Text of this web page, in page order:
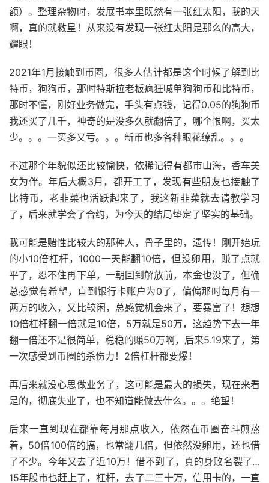
额）。整理杂物时，发展书本里既然有一张红太阳，我的天
啊，真的就救星！从来没有发现一张红太阳是那么的高大，
耀眼！
2021年1月接触到币圈，很多人估计都是这个时候了解到比
特币，狗狗币，那时特斯拉老板疯狂喊单狗狗币和比特币，
那时不懂，刚好业务做完，手头有点钱，记得0.05的狗狗币
我还买了几千，神奇的是没多久就翻倍了，哪个恨啊，买太
少。。。一买多又亏。。。新币也多各种眼花缭乱。。。
不过那个年貌似还比较愉快，依稀记得有都市山海，香车美
女为伴。年后大概3月，都开工了，发现有些朋友也接触了
比特币，老韭菜也活跃起来了，我这新韭菜就去请教学习
了，后来就学会了合约，为今天的结局垫定了坚实的基础。
我可能是赌性比较大的那种人，骨子里的，遗传！刚开始玩
的小10倍杠杆，1000一天能翻10倍，但没卵用，赚了点就
平了，忍不住再下单，一朝回到解放前，本金也没了，但确
总感觉有希望，直到银行卡账户为0了，偏偏那时每月有一
两万的收入，又比较闲，总感觉机会来了，要暴富了！想想
10倍杠杆翻一倍就是10倍，5万就是50万，这趋势下去一年
翻一倍还不是很简单，稳稳的赚50万啊，后来5.19来了，第
一次感受到币圈的杀伤力！2倍杠杆都要爆！
再后来就没心思做业务了，这可能是最大的损失，现在来看
是的，彻底失业了，也不知道能做去什么。。。绝望！
后来一直到现在都靠每月那点收入，依然在币圈奋斗煎熬
着，50倍100倍的搞，也常翻几倍，但依然没卵用，还也借
了不少。今年又去了近10万！借不到了，真的身败名裂了…
15年股市也赶上了，杠杆，去了二三十万，信用卡的，一直